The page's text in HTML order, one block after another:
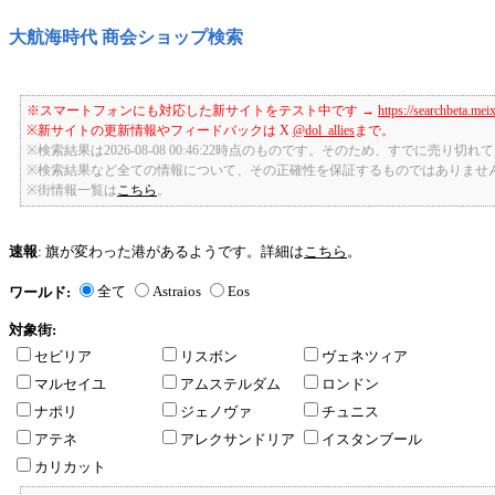
大航海時代 商会ショップ検索
※スマートフォンにも対応した新サイトをテスト中です → https://
※新サイトの更新情報やフィードバックは X @dol_alliesまで。
※検索結果は2026-08-08 00:46:22時点のものです。そのため、すでに売り切れ
※検索結果など全ての情報について、その正確性を保証するものではありませ
※街情報一覧は こちら
速報: 旗が変わった港があるようです。詳細は こちら 。
ワールド: 全て Astraios Eos
対象街:
セビリア
リスボン
ヴェネツィア
マルセイユ
アムステルダム
ロンドン
ナポリ
ジェノヴァ
チュニス
アテネ
アレクサンドリア
イスタンブール
カリカット